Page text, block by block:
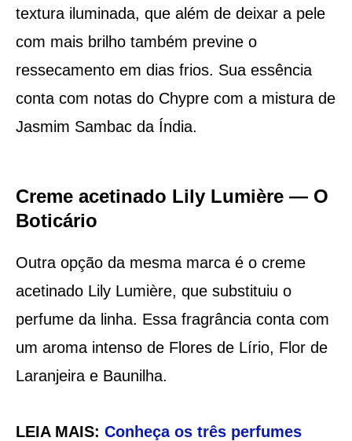
textura iluminada, que além de deixar a pele
com mais brilho também previne o
ressecamento em dias frios. Sua essência
conta com notas do Chypre com a mistura de
Jasmim Sambac da Índia.
Creme acetinado Lily Lumière — O
Boticário
Outra opção da mesma marca é o creme
acetinado Lily Lumière, que substituiu o
perfume da linha. Essa fragrância conta com
um aroma intenso de Flores de Lírio, Flor de
Laranjeira e Baunilha.
LEIA MAIS: Conheça os três perfumes